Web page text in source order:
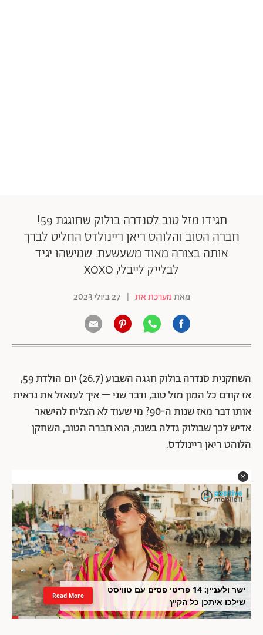
תגידו מזל טוב לסנדרה בולוק שחוגגת 59!
חברה הטוב והלוהט ריאן ריינולדס החליט לברך
אותה בצורה מאוד משעשעת. שמישהו יגיד
לבלייק לייבלי, XOXO
מאתמערכת את | 27 ביולי 2023
השחקנית סנדרה בולוק חגגה השבוע (26.7) יום הולדת 59,
אז קודם כל המון מזל טוב, ודבר שני – איך לעזאזל את נראית
אותו דבר מאז שנות ה-90? מי שעוד לא הצליח להישאר
אדיש לכך שבולוק גדלה בשנה, הוא חברה הטוב, השחקן
הלוהט ריאן ריינולדס.
ישר ולעניין: 14 פריטי פסים עם טוויסט
שילכו איתכן כל הקיץ
Read More